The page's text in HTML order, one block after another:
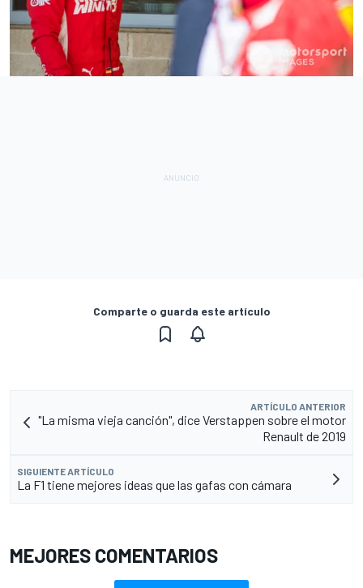
Comparte o guarda este artículo
ARTÍCULO ANTERIOR
"La misma vieja canción", dice Verstappen sobre el motor
Renault de 2019
SIGUIENTE ARTÍCULO
La F1 tiene mejores ideas que las gafas con cámara
MEJORES COMENTARIOS